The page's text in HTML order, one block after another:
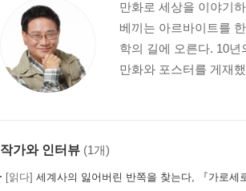
만화로 세상을 이야기
베끼는 아르바이트를
학의 길에 오른다. 10
만화와 포스터를 게재
작가와 인터뷰 (1개)
[읽다] 세계사의 잃어버린 반쪽을 찾는다, 『가로세로 세